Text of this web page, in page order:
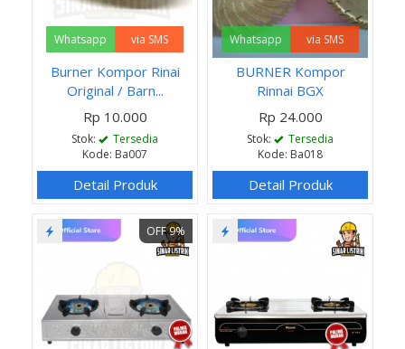
Whatsapp via SMS
Burner Kompor Rinai
Original / Barn...
Rp 10.000
Stok:
Tersedia
Kode: Ba007
Detail Produk
Whatsapp via SMS
BURNER Kompor
Rinnai BGX
Rp 24.000
Stok:
Tersedia
Kode: Ba018
Detail Produk
OFF 9%